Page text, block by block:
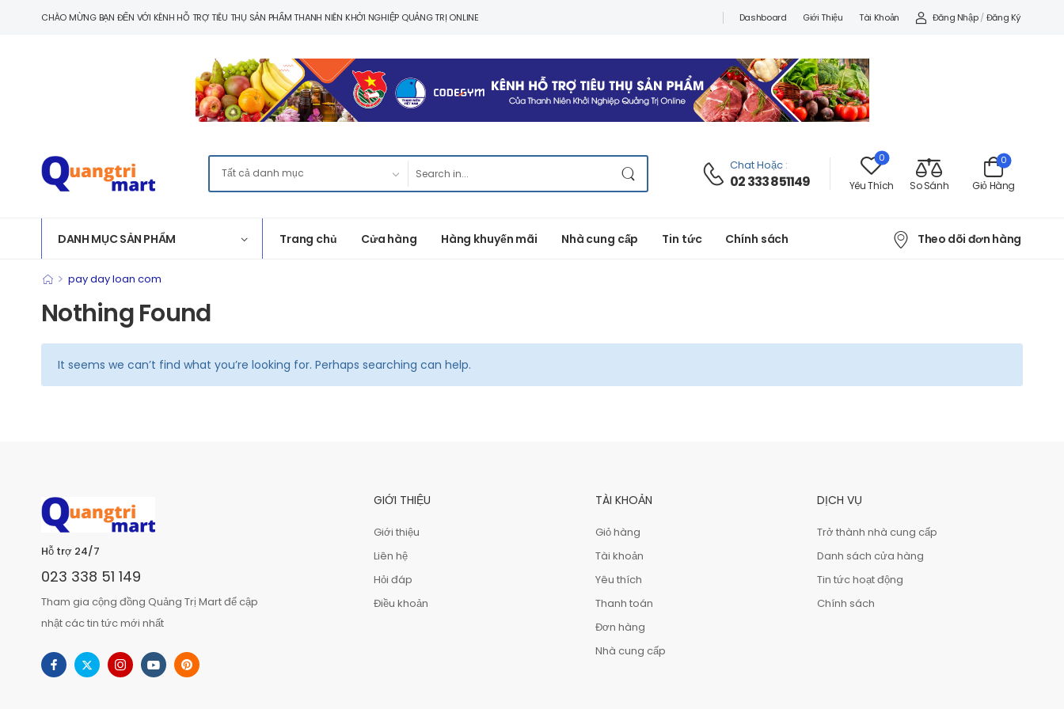
CHÀO MỪNG BẠN ĐẾN VỚI KÊNH HỖ TRỢ TIÊU THỤ SẢN PHẨM THANH NIÊN KHỞI NGHIỆP QUẢNG TRỊ ONLINE Dashboard Giới Thiệu Tài Khoản Đăng Nhập / Đăng Ký
Chat Hoặc :
02 333 851149
0
Yêu Thích So Sánh Giỏ Hàng
0
DANH MỤC SẢN PHẨM Trang chủ Cửa hàng Hàng khuyến mãi Nhà cung cấp Tin tức Chính sách Theo dõi đơn hàng
> pay day loan com
Nothing Found
It seems we can’t find what you’re looking for. Perhaps searching can help.
Hỗ trợ 24/7
023 338 51 149
Tham gia cộng đồng Quảng Trị Mart để cập
nhật các tin tức mới nhất
GIỚI THIỆU
Giới thiệu
Liên hệ
Hỏi đáp
Điều khoản
TÀI KHOẢN
Giỏ hàng
Tài khoản
Yêu thích
Thanh toán
Đơn hàng
Nhà cung cấp
DỊCH VỤ
Trở thành nhà cung cấp
Danh sách cửa hàng
Tin tức hoạt động
Chính sách